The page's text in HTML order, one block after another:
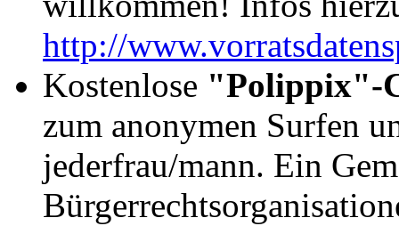
http://
Kostenlose "Polippix"-
zum anonymen Surfen
jederfrau/mann. Ein